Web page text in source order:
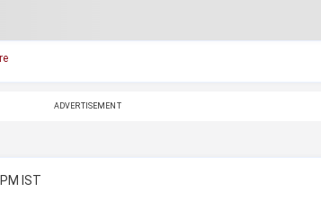
ADVERTISEMENT
IST